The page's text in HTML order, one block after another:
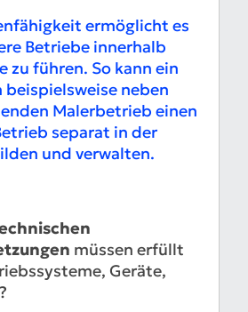
ermöglicht es
Betriebe innerhalb
zu führen. So kann ein
neben
Malerbetrieb einen
separat in der
und verwalten.
müssen erfüllt
Geräte,